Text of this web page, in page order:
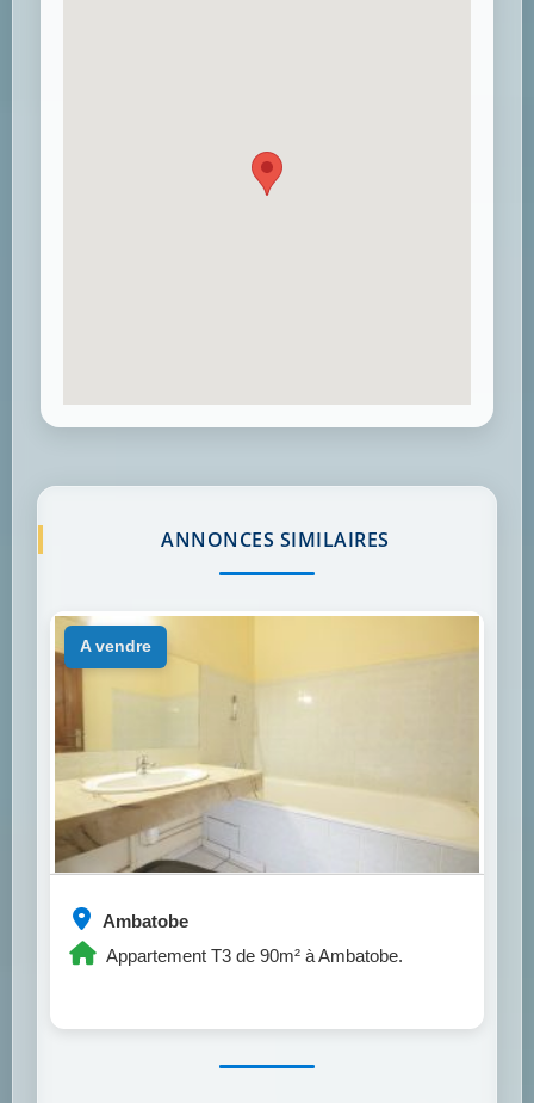
ANNONCES SIMILAIRES
Ambatobe
Appartement T3 de 90m² à Ambatobe.
a vendre